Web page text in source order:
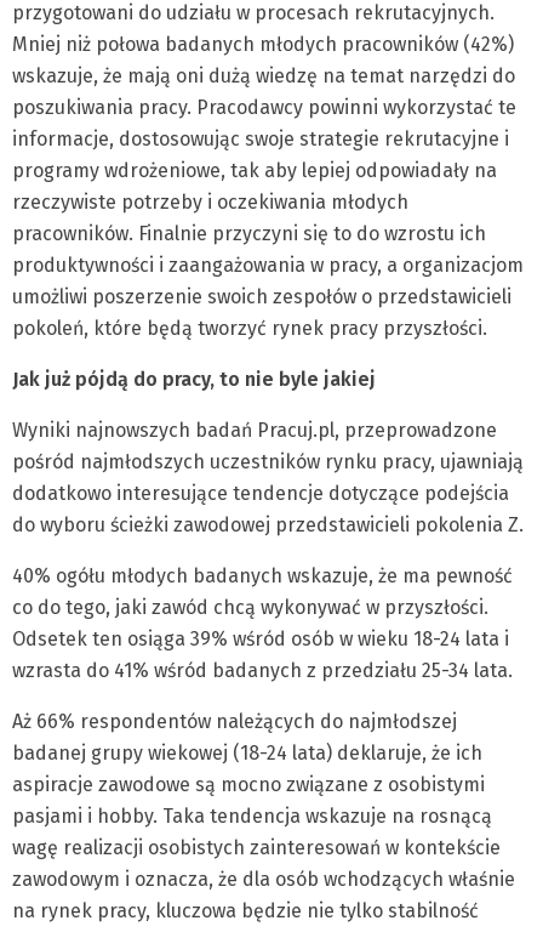
przygotowani do udziału w procesach rekrutacyjnych.
Mniej niż połowa badanych młodych pracowników (42%)
wskazuje, że mają oni dużą wiedzę na temat narzędzi do
poszukiwania pracy. Pracodawcy powinni wykorzystać te
informacje, dostosowując swoje strategie rekrutacyjne i
programy wdrożeniowe, tak aby lepiej odpowiadały na
rzeczywiste potrzeby i oczekiwania młodych
pracowników. Finalnie przyczyni się to do wzrostu ich
produktywności i zaangażowania w pracy, a organizacjom
umożliwi poszerzenie swoich zespołów o przedstawicieli
pokoleń, które będą tworzyć rynek pracy przyszłości.
Jak już pójdą do pracy, to nie byle jakiej
Wyniki najnowszych badań Pracuj.pl, przeprowadzone
pośród najmłodszych uczestników rynku pracy, ujawniają
dodatkowo interesujące tendencje dotyczące podejścia
do wyboru ścieżki zawodowej przedstawicieli pokolenia Z.
40% ogółu młodych badanych wskazuje, że ma pewność
co do tego, jaki zawód chcą wykonywać w przyszłości.
Odsetek ten osiąga 39% wśród osób w wieku 18-24 lata i
wzrasta do 41% wśród badanych z przedziału 25-34 lata.
Aż 66% respondentów należących do najmłodszej
badanej grupy wiekowej (18-24 lata) deklaruje, że ich
aspiracje zawodowe są mocno związane z osobistymi
pasjami i hobby. Taka tendencja wskazuje na rosnącą
wagę realizacji osobistych zainteresowań w kontekście
zawodowym i oznacza, że dla osób wchodzących właśnie
na rynek pracy, kluczowa będzie nie tylko stabilność